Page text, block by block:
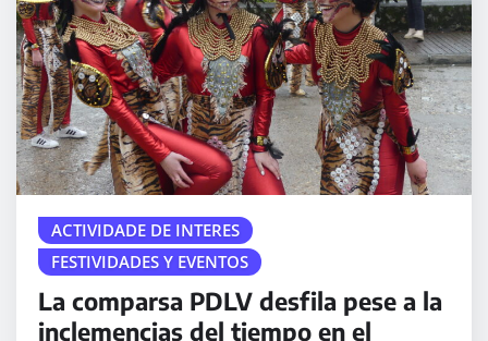
ACTIVIDADE DE INTERES
FESTIVIDADES Y EVENTOS
La comparsa PDLV desfila pese a la
inclemencias del tiempo en el